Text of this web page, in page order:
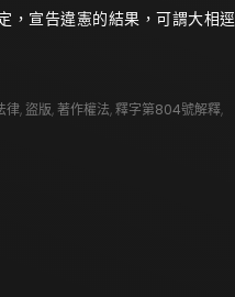
，宣告違憲的結果，可謂大相逕
律,盜版, 著作權法,釋字第804號解釋,